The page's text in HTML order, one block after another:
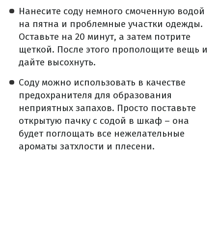
Нанесите соду немного смоченную водой
на пятна и проблемные участки одежды.
Оставьте на 20 минут, а затем потрите
щеткой. После этого прополощите вещь и
дайте высохнуть.
Соду можно использовать в качестве
предохранителя для образования
неприятных запахов. Просто поставьте
открытую пачку с содой в шкаф – она
будет поглощать все нежелательные
ароматы затхлости и плесени.